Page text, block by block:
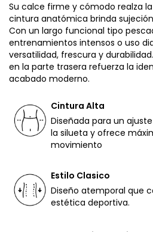
Su calce firme y cómodo realza
cintura anatómica brinda
Con un largo funcional tipo
entrenamientos intensos o uso
versatilidad, frescura y
en la parte trasera refuerza la
acabado moderno.
Cintura Alta
Diseñada para un
la silueta y ofrece
movimiento
Estilo Clasico
Diseño atemporal que
estética deportiva.